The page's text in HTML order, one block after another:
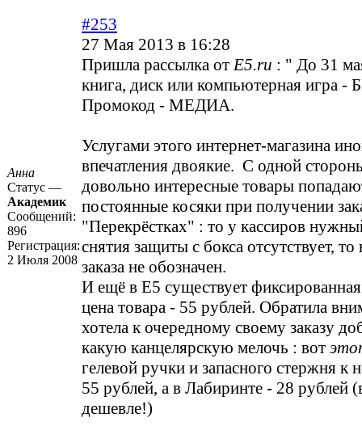
Анна
Статус —
Академик
Сообщений:
896
Регистрация:
2 Июля 2008
#253
27 Мая 2013 в 16:28
Пришла рассылка отЕ5.ru : " До 31
книга, диск или компьютерная
Промокод - МЕДИА.
Услугами этого интернет-магазина
впечатления двоякие. С одной
довольно интересные товары
постоянные косяки при получении
"Перекрёстках" : то у кассиров
снятия защиты с бокса отсутствует,
заказа не обозначен.
И ещё в Е5 существует
цена товара - 55 рублей. Обратила
хотела к очередному своему заказу
какую канцелярскую мелочь : вот
гелевой ручки и запасного стержня к
55 рублей, а в Лабиринте - 28 рублей
дешевле!)